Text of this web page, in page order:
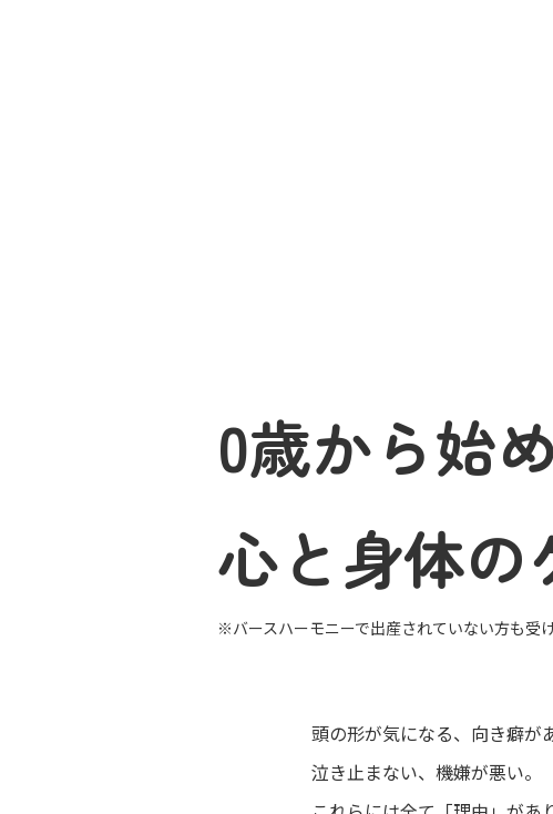
0歳から始
心と身体の
※バースハーモニーで出産されていない方も受
頭の形が気になる、向き癖が
泣き止まない、機嫌が悪い。